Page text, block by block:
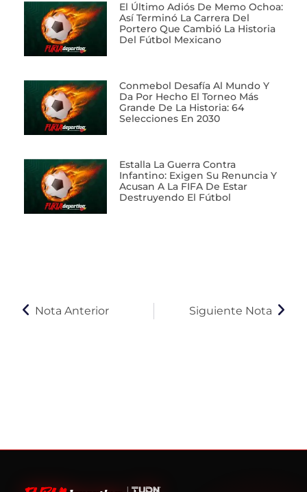
El Último Adiós De Memo Ochoa:
Así Terminó La Carrera Del
Portero Que Cambió La Historia
Del Fútbol Mexicano
Conmebol Desafía Al Mundo Y
Da Por Hecho El Torneo Más
Grande De La Historia: 64
Selecciones En 2030
Estalla La Guerra Contra
Infantino: Exigen Su Renuncia Y
Acusan A La FIFA De Estar
Destruyendo El Fútbol
Nota Anterior Siguiente Nota